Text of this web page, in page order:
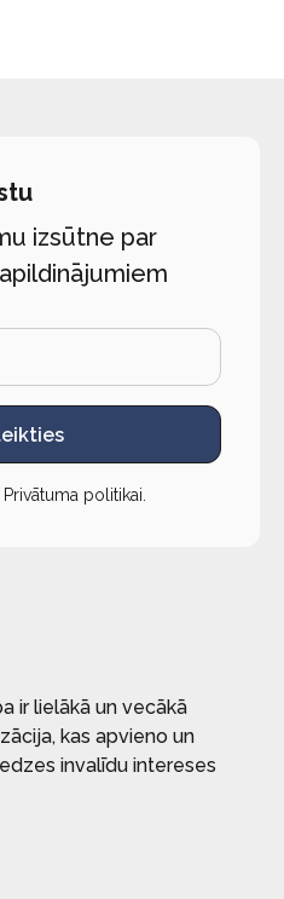
izsūtne par
Privātuma politikai
ir lielākā un vecākā
kas apvieno un
invalīdu intereses